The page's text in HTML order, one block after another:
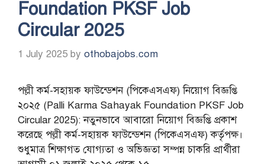
Foundation PKSF Job
Circular 2025
1 July 2025 by othobajobs.com
পল্লী কর্ম-সহায়ক ফাউন্ডেশন (পিকেএসএফ) নিয়োগ বিজ্ঞপ্তি
২০২৫ (Palli Karma Sahayak Foundation PKSF Job
Circular 2025): নতুনভাবে আবারো নিয়োগ বিজ্ঞপ্তি প্রকাশ
করেছে পল্লী কর্ম-সহায়ক ফাউন্ডেশন (পিকেএসএফ) কর্তৃপক্ষ।
শুধুমাত্র শিক্ষাগত যোগ্যতা ও অভিজ্ঞতা সম্পন্ন চাকরি প্রার্থীরা